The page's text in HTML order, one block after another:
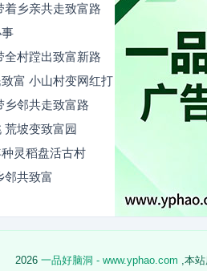
着乡亲共走致富路
全村蹚出致富新路
富 小山村变网红打
乡邻共走致富路
荒坡变致富园
灵稻盘活古村
邻共致富
2026 一品好脑洞 - www.yphao.com ,本